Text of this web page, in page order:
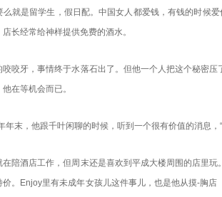
么就是留学生，假日配。中国女人都爱钱，有钱的时候
长经常给神样提供免费的酒水。
咬咬牙，事情终于水落石出了。但他一个人把这个秘密
在等机会而已。
年末，他跟千叶闲聊的时候，听到一个很有价值的消息，
在陪酒店工作，但周末还是喜欢到平成大楼周围的店里
价。Enjoy里有未成年女孩儿这件事儿，也是他从摸-胸